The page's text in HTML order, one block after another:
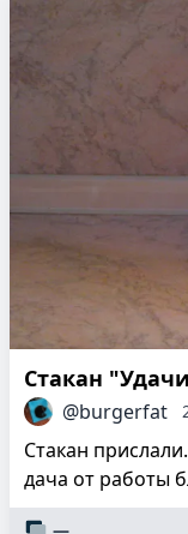
Стакан
@burgerfat
Стакан
дача от работы